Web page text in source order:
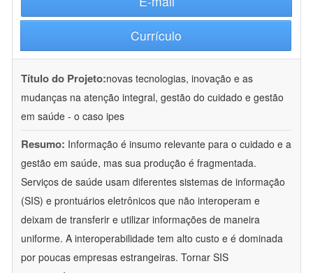
Currículo
Título do Projeto:novas tecnologias, inovação e as
mudanças na atenção integral, gestão do cuidado e gestão
em saúde - o caso ipes
Resumo: Informação é insumo relevante para o cuidado e a
gestão em saúde, mas sua produção é fragmentada.
Serviços de saúde usam diferentes sistemas de informação
(SIS) e prontuários eletrônicos que não interoperam e
deixam de transferir e utilizar informações de maneira
uniforme. A interoperabilidade tem alto custo e é dominada
por poucas empresas estrangeiras. Tornar SIS